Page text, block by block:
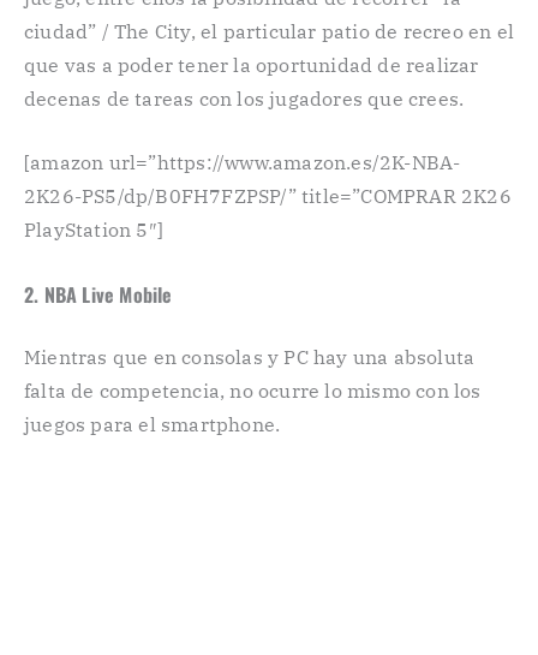
ciudad” / The City, el particular patio de recreo en el
que vas a poder tener la oportunidad de realizar
decenas de tareas con los jugadores que crees.
[amazon url=”https://www.amazon.es/2K-NBA-
2K26-PS5/dp/B0FH7FZPSP/” title=”COMPRAR 2K26
PlayStation 5″]
2. NBA Live Mobile
Mientras que en consolas y PC hay una absoluta
falta de competencia, no ocurre lo mismo con los
juegos para el smartphone.